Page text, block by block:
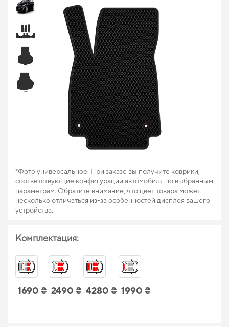
*Фото универсальное. При заказе вы получите коврики,
соответствующие конфигурации автомобиля по выбранным
параметрам. Обратите внимание, что цвет товара может
несколько отличаться из-за особенностей дисплея вашего
устройства.
Комплектация:
1690 ₴ 2490 ₴ 4280 ₴ 1990 ₴